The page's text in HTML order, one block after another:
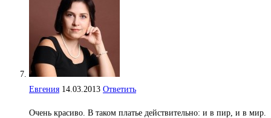
Евгения 14.03.2013 Ответить
Очень красиво. В таком платье действительно: и в пир, и в мир.